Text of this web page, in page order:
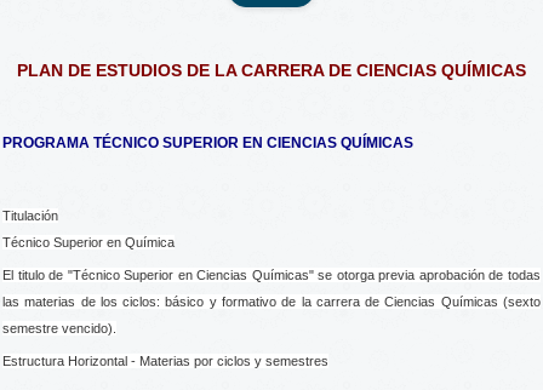
PLAN DE ESTUDIOS DE LA CARRERA DE CIENCIAS QUÍMICAS
PROGRAMA TÉCNICO SUPERIOR EN CIENCIAS QUÍMICAS
Titulación
Técnico Superior en Química
El titulo de "Técnico Superior en Ciencias Químicas" se otorga previa aprobación de todas
las materias de los ciclos: básico y formativo de la carrera de Ciencias Químicas (sexto
semestre vencido).
Estructura Horizontal - Materias por ciclos y semestres